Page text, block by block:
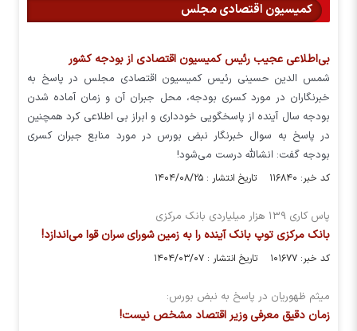
کمیسیون اقتصادی مجلس
بی‌اطلاعی عجیب رئیس کمیسیون اقتصادی از بودجه کشور
شمس الدین حسینی رئیس کمیسیون اقتصادی مجلس در پاسخ به
خبرنگاران در مورد کسری بودجه، محل جبران آن و زمان آماده شدن
بودجه سال آینده از پاسخگویی خودداری و ابراز بی اطلاعی کرد همچنین
در پاسخ به سوال خبرنگار نبض بورس در مورد منابع جبران کسری
بودجه گفت: انشالله درست می‌شود!
کد خبر: ۱۱۶۸۴۰ تاریخ انتشار : ۱۴۰۴/۰۸/۲۵
پاس کاری ۱۳۹ هزار میلیاردی بانک مرکزی
بانک مرکزی توپ بانک آینده را به زمین شورای سران قوا می‌اندازد!
کد خبر: ۱۰۱۶۷۷ تاریخ انتشار : ۱۴۰۴/۰۳/۰۷
میثم ظهوریان در پاسخ به نبض بورس:
زمان دقیق معرفی وزیر اقتصاد مشخص نیست!